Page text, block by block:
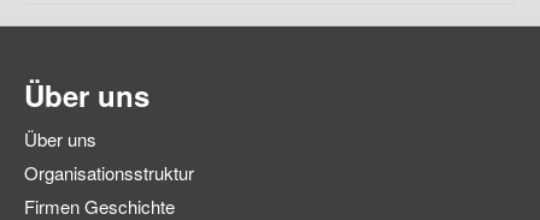
Über uns
Über uns
Organisationsstruktur
Firmen Geschichte